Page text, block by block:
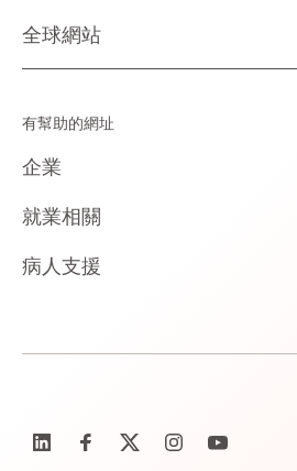
全球網站
有幫助的網址
企業
就業相關
病人支援